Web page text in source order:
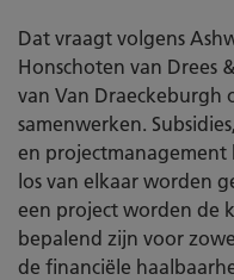
Dat vraagt volgens
Honschoten van Drees
van Van Draeckeburgh
samenwerken.
en
los van elkaar worden
een project worden de
bepalend zijn voor
de financiële